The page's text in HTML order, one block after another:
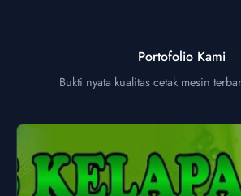
Portofolio Kami
Bukti nyata kualitas cetak mesin